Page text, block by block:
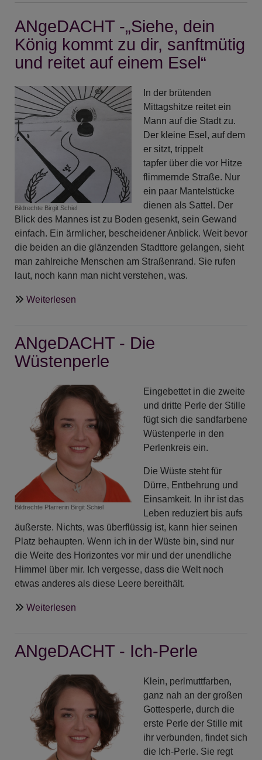
ANgeDACHT -„Siehe, dein
König kommt zu dir, sanftmütig
und reitet auf einem Esel“
Bildrechte Birgit Schiel
In der brütenden
Mittagshitze reitet ein
Mann auf die Stadt zu.
Der kleine Esel, auf dem
er sitzt, trippelt
tapfer über die vor Hitze
flimmernde Straße. Nur
ein paar Mantelstücke
dienen als Sattel. Der
Blick des Mannes ist zu Boden gesenkt, sein Gewand
einfach. Ein ärmlicher, bescheidener Anblick. Weit bevor
die beiden an die glänzenden Stadttore gelangen, sieht
man zahlreiche Menschen am Straßenrand. Sie rufen
laut, noch kann man nicht verstehen, was.
Weiterlesen
„Siehe,
König
kommt
zu
sanftmütig
und
reitet
auf
einem
ANgeDACHT - Die
Wüstenperle
Bildrechte Pfarrerin Birgit Schiel
Eingebettet in die zweite
und dritte Perle der Stille
fügt sich die sandfarbene
Wüstenperle in den
Perlenkreis ein.
Die Wüste steht für
Dürre, Entbehrung und
Einsamkeit. In ihr ist das
Leben reduziert bis aufs
äußerste. Nichts, was überflüssig ist, kann hier seinen
Platz behaupten. Wenn ich in der Wüste bin, sind nur
die Weite des Horizontes vor mir und der unendliche
Himmel über mir. Ich vergesse, dass die Welt noch
etwas anderes als diese Leere bereithält.
Weiterlesen
Die
ANgeDACHT - Ich-Perle
Klein, perlmuttfarben,
ganz nah an der großen
Gottesperle, durch die
erste Perle der Stille mit
ihr verbunden, findet sich
die Ich-Perle. Sie regt